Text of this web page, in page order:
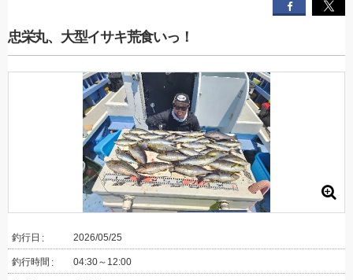
忠栄丸、大型イサキ荒食いっ！
釣行日 2026/05/25
釣行時間 04:30～12:00